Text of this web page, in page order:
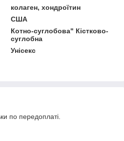
колаген, хондроїтин
США
Котно-суглобова" Кістково-
суглобна
Унісекс
по передоплаті.